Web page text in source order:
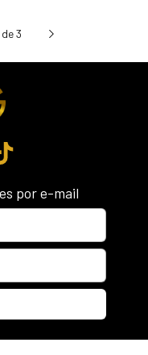
de 3
por e-mail